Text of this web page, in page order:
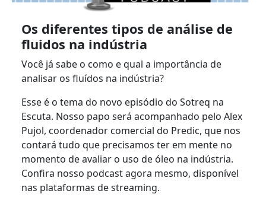
Os diferentes tipos de análise de
fluidos na indústria
Você já sabe o como e qual a importância de
analisar os fluídos na indústria?
Esse é o tema do novo episódio do Sotreq na
Escuta. Nosso papo será acompanhado pelo Alex
Pujol, coordenador comercial do Predic, que nos
contará tudo que precisamos ter em mente no
momento de avaliar o uso de óleo na indústria.
Confira nosso podcast agora mesmo, disponível
nas plataformas de streaming.